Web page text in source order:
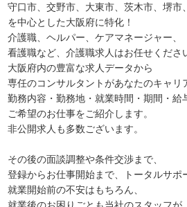
守口市、交野市、大東市、茨木市、堺市
を中心とした大阪府に特化！
介護職、ヘルパー、ケアマネージャー、
看護職など、介護職求人はお任せくださ
大阪府内の豊富な求人データから
専任のコンサルタントがあなたのキャリ
勤務内容・勤務地・就業時間・期間・給
ご希望のお仕事をご紹介します。
非公開求人も多数ございます。
その後の面談調整や条件交渉まで、
登録からお仕事開始まで、トータルサポ
就業開始前の不安はもちろん、